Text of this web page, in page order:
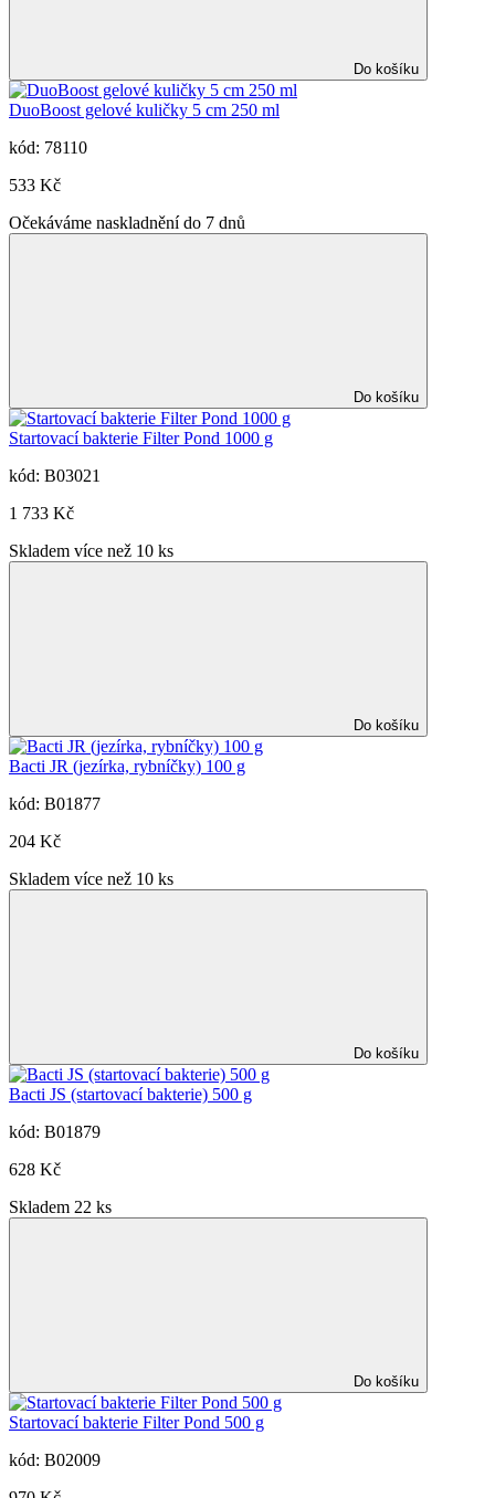
Do košíku
DuoBoost gelové kuličky 5 cm 250 ml
kód: 78110
533 Kč
Očekáváme naskladnění do 7 dnů
Do košíku
Startovací bakterie Filter Pond 1000 g
kód: B03021
1 733 Kč
Skladem více než 10 ks
Do košíku
Bacti JR (jezírka, rybníčky) 100 g
kód: B01877
204 Kč
Skladem více než 10 ks
Do košíku
Bacti JS (startovací bakterie) 500 g
kód: B01879
628 Kč
Skladem 22 ks
Do košíku
Startovací bakterie Filter Pond 500 g
kód: B02009